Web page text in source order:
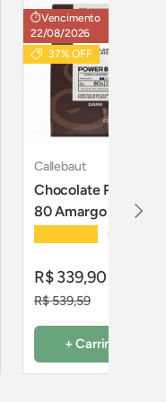
⏱️Vencimento
22/08/2026
37% OFF
Callebaut
Chocolate Power
80 Amargo 80% -
2,5Kg - Callebaut
(5)
R$ 339,90
R$ 539,59
+ Carrinho